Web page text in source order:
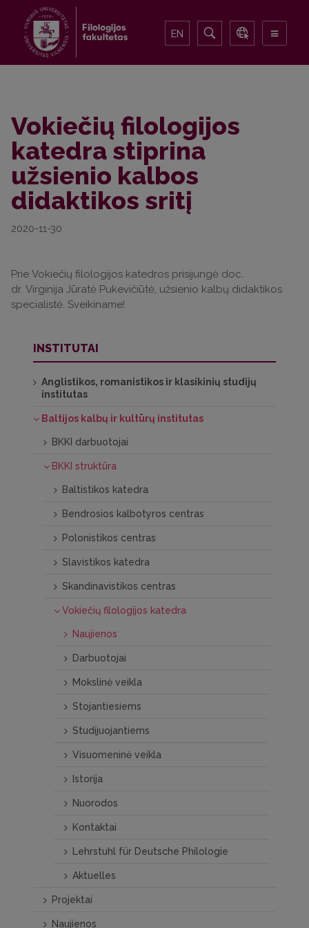
EN
Vokiečių filologijos
katedra stiprina
užsienio kalbos
didaktikos sritį
2020-11-30
Prie Vokiečių filologijos katedros prisijungė doc.
dr. Virginija Jūratė Pukevičiūtė, užsienio kalbų didaktikos
specialistė. Sveikiname!
INSTITUTAI
Anglistikos, romanistikos ir klasikinių studijų
institutas
Baltijos kalbų ir kultūrų institutas
BKKI darbuotojai
BKKI struktūra
Baltistikos katedra
Bendrosios kalbotyros centras
Polonistikos centras
Slavistikos katedra
Skandinavistikos centras
Vokiečių filologijos katedra
Naujienos
Darbuotojai
Mokslinė veikla
Stojantiesiems
Studijuojantiems
Visuomeninė veikla
Istorija
Nuorodos
Kontaktai
Lehrstuhl für Deutsche Philologie
Aktuelles
Projektai
Naujienos